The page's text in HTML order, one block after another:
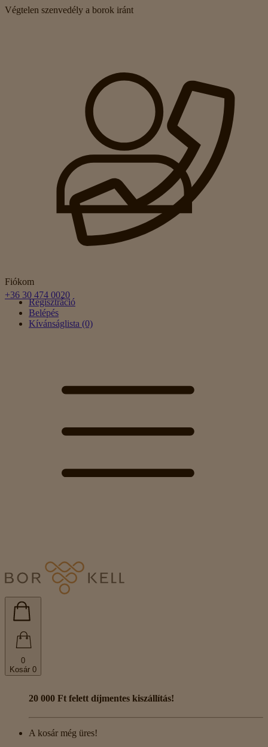
Végtelen szenvedély a borok iránt
Fiókom
Regisztráció
Belépés
Kívánságlista (0)
+36 30 474 0020
0
Kosár 0
20 000 Ft felett díjmentes kiszállítás!
A kosár még üres!